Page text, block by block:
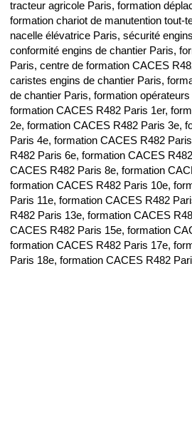
tracteur agricole Paris, formation
formation chariot de manutention tout-
nacelle élévatrice Paris, sécurité
conformité engins de chantier Paris,
Paris, centre de formation CACES
caristes engins de chantier Paris,
de chantier Paris, formation
formation CACES R482 Paris 1er,
2e, formation CACES R482 Paris 3e,
Paris 4e, formation CACES R482
R482 Paris 6e, formation CACES
CACES R482 Paris 8e, formation
formation CACES R482 Paris 10e,
Paris 11e, formation CACES R482
R482 Paris 13e, formation CACES
CACES R482 Paris 15e, formation
formation CACES R482 Paris 17e,
Paris 18e, formation CACES R482